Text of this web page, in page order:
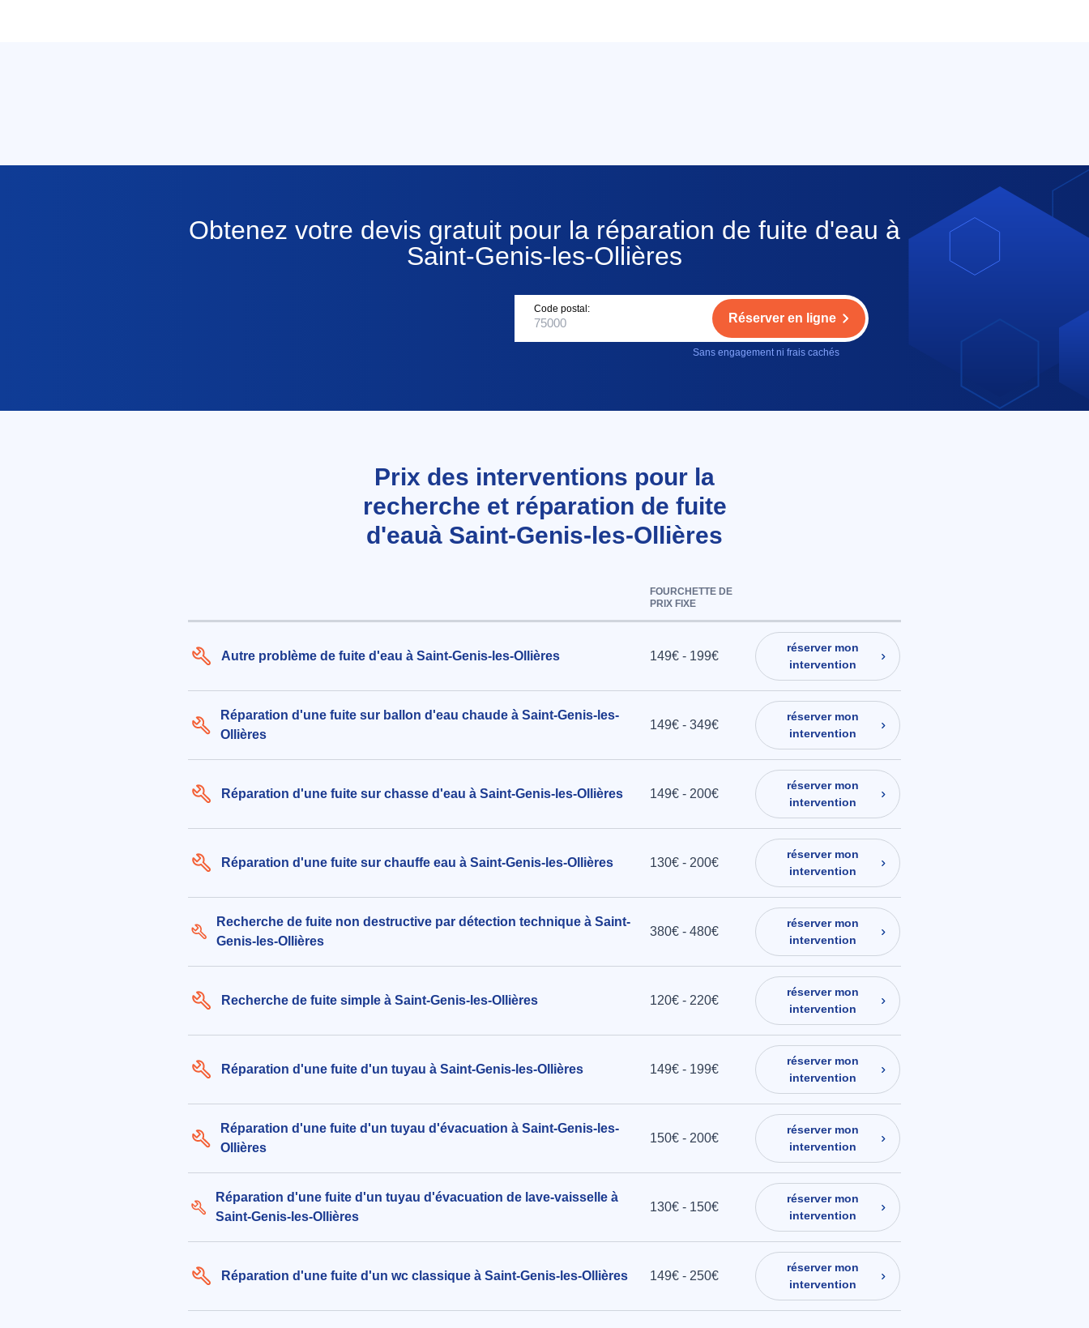
Obtenez votre devis gratuit pour la réparation de fuite d'eau à
Saint-Genis-les-Ollières
Code postal:
Réserver en ligne
Sans engagement ni frais cachés
Prix des interventions pour la
recherche et réparation de fuite
d'eauà Saint-Genis-les-Ollières
FOURCHETTE DE
PRIX FIXE
Autre problème de fuite d'eau à Saint-Genis-les-Ollières 149€ - 199€
réserver mon
intervention
Réparation d'une fuite sur ballon d'eau chaude à Saint-Genis-les-
Ollières
149€ - 349€
réserver mon
intervention
Réparation d'une fuite sur chasse d'eau à Saint-Genis-les-Ollières 149€ - 200€
réserver mon
intervention
Réparation d'une fuite sur chauffe eau à Saint-Genis-les-Ollières 130€ - 200€
réserver mon
intervention
Recherche de fuite non destructive par détection technique à Saint-
Genis-les-Ollières
380€ - 480€
réserver mon
intervention
Recherche de fuite simple à Saint-Genis-les-Ollières 120€ - 220€
réserver mon
intervention
Réparation d'une fuite d'un tuyau à Saint-Genis-les-Ollières 149€ - 199€
réserver mon
intervention
Réparation d'une fuite d'un tuyau d'évacuation à Saint-Genis-les-
Ollières
150€ - 200€
réserver mon
intervention
Réparation d'une fuite d'un tuyau d'évacuation de lave-vaisselle à
Saint-Genis-les-Ollières
130€ - 150€
réserver mon
intervention
Réparation d'une fuite d'un wc classique à Saint-Genis-les-Ollières 149€ - 250€
réserver mon
intervention